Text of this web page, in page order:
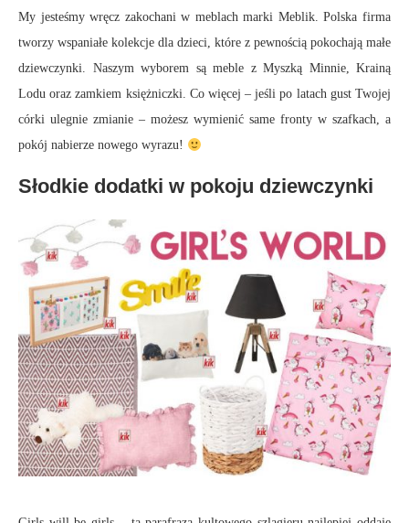
My jesteśmy wręcz zakochani w meblach marki Meblik. Polska firma
tworzy wspaniałe kolekcje dla dzieci, które z pewnością pokochają małe
dziewczynki. Naszym wyborem są meble z Myszką Minnie, Krainą
Lodu oraz zamkiem księżniczki. Co więcej – jeśli po latach gust Twojej
córki ulegnie zmianie – możesz wymienić same fronty w szafkach, a
pokój nabierze nowego wyrazu!
Słodkie dodatki w pokoju dziewczynki